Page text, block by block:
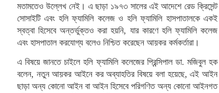
মতামতেও উল্লেখ নেই। এ ছাড়া ১৯৭৩ সালের এই আদেশে রেড ক্রিসেন্ট
সোসাইটি এবং হলি ফ্যামিলি কলেজ ও হলি ফ্যামিলি হাসপাতালকে একই
স্বত্বা হিসেবে অন্তর্ভুক্তও করা হয়নি, যার কারণে হলি ফ্যামিলি কলেজ
এবং হাসপাতাল করযোগ্য বলেও নিশ্চিত করেছেন আয়কর কর্মকর্তারা।
এ বিষয়ে জানতে চাইলে হলি ফ্যামিলি কলেজের প্রিন্সিপাল ডা. মজিবুল হক
বলেন, নতুন আয়কর আইনে কর অব্যাহতির বিষয়ে বলা হয়েছে, এই আইন
ছাড়া অন্য কোনো আইন বা আইন হিসেবে পরিগণিত অন্য কোনো আইনগত